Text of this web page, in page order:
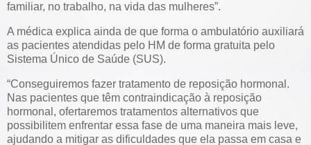
familiar, no trabalho, na vida das mulheres”.
A médica explica ainda de que forma o ambulatório auxiliará
as pacientes atendidas pelo HM de forma gratuita pelo
Sistema Único de Saúde (SUS).
“Conseguiremos fazer tratamento de reposição hormonal.
Nas pacientes que têm contraindicação à reposição
hormonal, ofertaremos tratamentos alternativos que
possibilitem enfrentar essa fase de uma maneira mais leve,
ajudando a mitigar as dificuldades que ela passa em casa e